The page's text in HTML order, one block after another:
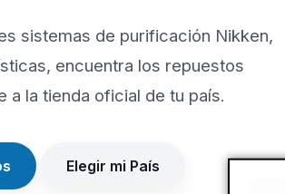
sistemas de purificación Nikken,
encuentra los repuestos
a la tienda oficial de tu país.
Elegir mi País